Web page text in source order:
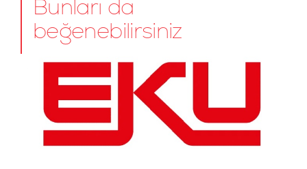
Bunları da
beğenebilirsiniz